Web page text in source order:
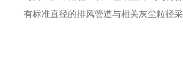
有标准直径的排风管道与相关灰尘粒径